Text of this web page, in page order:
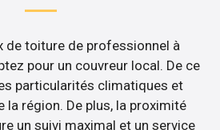
de toiture de professionnel à
pour un couvreur local. De ce
particularités climatiques et
la région. De plus, la proximité
un suivi maximal et un service